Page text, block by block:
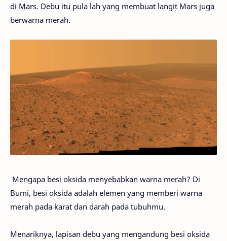
di Mars. Debu itu pula lah yang membuat langit Mars juga
berwarna merah.
Mengapa besi oksida menyebabkan warna merah? Di
Bumi, besi oksida adalah elemen yang memberi warna
merah pada karat dan darah pada tubuhmu.
Menariknya, lapisan debu yang mengandung besi oksida